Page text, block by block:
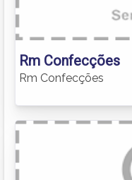
Rm Confecções
Rm Confecções